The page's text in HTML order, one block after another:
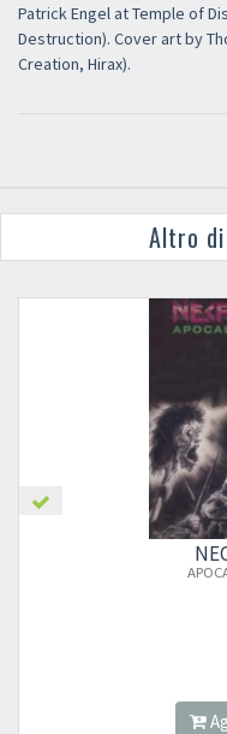
Patrick Engel at Temple of
Destruction). Cover art by
Creation, Hirax).
Altro di